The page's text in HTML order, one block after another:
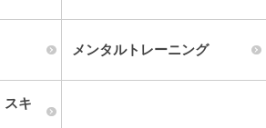
メンタルトレーニング
スキ